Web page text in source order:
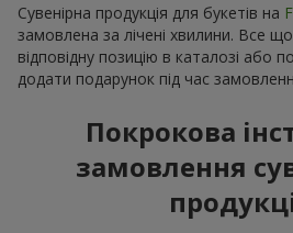
Сувенірна продукція для букетів на
замовлена за лічені хвилини. Все
відповідну позицію в каталозі або
додати подарунок під час
Покрокова
замовлення